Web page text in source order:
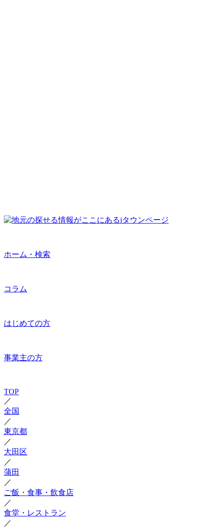
ホーム・検索
コラム
はじめての方
事業主の方
TOP
／
全国
／
東京都
／
大田区
／
蒲田
／
ご飯・食事・飲食店
／
食堂・レストラン
／